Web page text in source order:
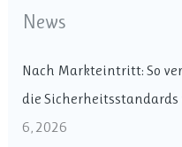
e
n
a
c
News
Nach Markteintritt: So
die
6, 2026